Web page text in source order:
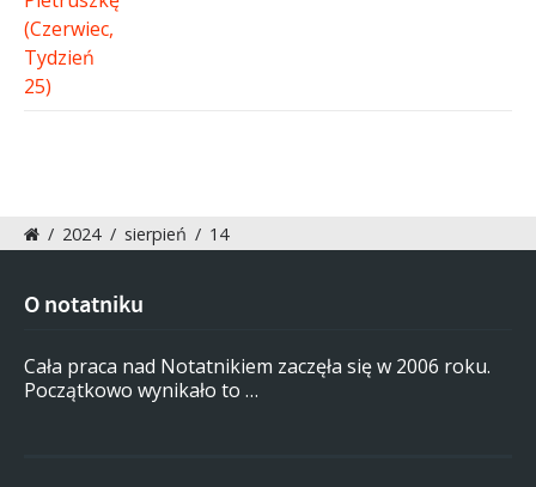
/ 2024 / sierpień / 14
O notatniku
Cała praca nad Notatnikiem zaczęła się w 2006 roku.
Początkowo wynikało to …